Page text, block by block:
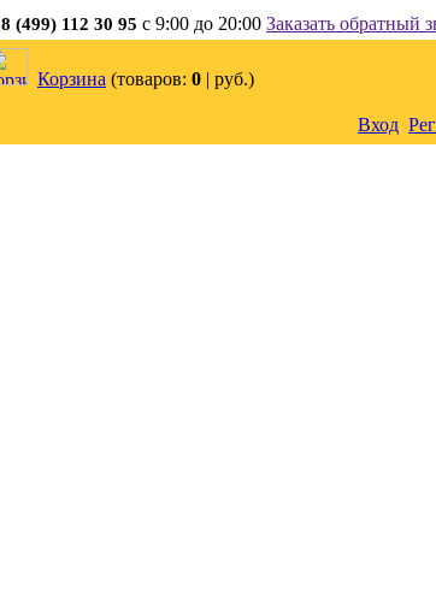
8 (499) 112 30 95 с 9:00 до 20:00 Заказать обратный
Корзина (товаров: 0 | руб.)
Вход